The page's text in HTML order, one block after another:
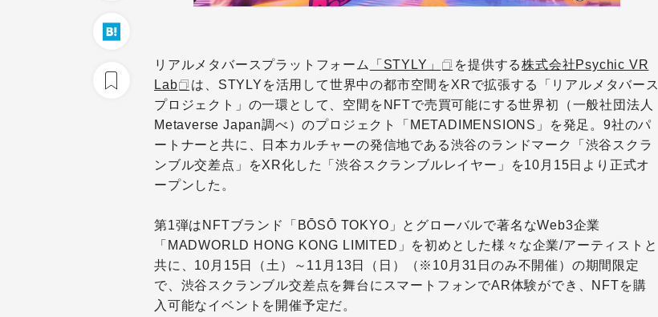
リアルメタバースプラットフォーム 「STYLY」 を提供する株式会社Psychic VR
Lab
は、STYLYを活用して世界中の都市空間をXRで拡張する「リアルメタバース
プロジェクト」の一環として、空間をNFTで売買可能にする世界初（一般社団法人
Metaverse Japan調べ）のプロジェクト「METADIMENSIONS」を発足。9社のパ
ートナーと共に、日本カルチャーの発信地である渋谷のランドマーク「渋谷スクラ
ンブル交差点」をXR化した「渋谷スクランブルレイヤー」を10月15日より正式オ
ープンした。
第1弾はNFTブランド「BŌSŌ TOKYO」とグローバルで著名なWeb3企業
「MADWORLD HONG KONG LIMITED」を初めとした様々な企業/アーティストと
共に、10月15日（土）～11月13日（日）（※10月31日のみ不開催）の期間限定
で、渋谷スクランブル交差点を舞台にスマートフォンでAR体験ができ、NFTを購
入可能なイベントを開催予定だ。